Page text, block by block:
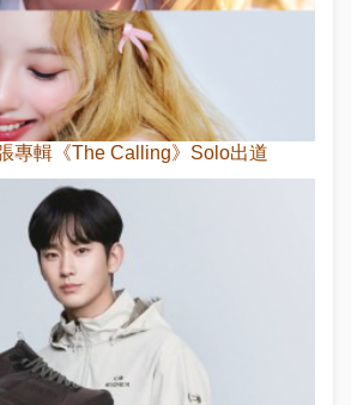
專輯《The Calling》Solo出道